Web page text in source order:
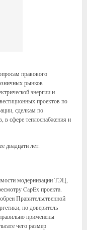
правового
рынков
энергии и
проектов по
сделкам по
в сфере теплоснабжения и
двадцати лет.
модернизации ТЭЦ,
CapEx проекта.
Правительственной
но доверитель
применены
чего размер